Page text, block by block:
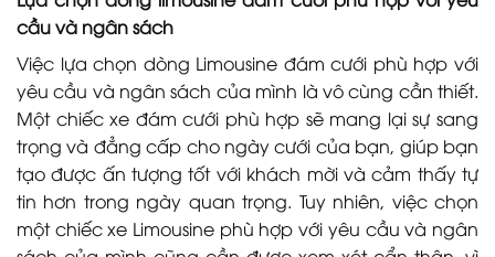
cầu và ngân sách
Việc lựa chọn dòng Limousine đám cưới phù hợp với
yêu cầu và ngân sách của mình là vô cùng cần thiết.
Một chiếc xe đám cưới phù hợp sẽ mang lại sự sang
trọng và đẳng cấp cho ngày cưới của bạn, giúp bạn
tạo được ấn tượng tốt với khách mời và cảm thấy tự
tin hơn trong ngày quan trọng. Tuy nhiên, việc chọn
một chiếc xe Limousine phù hợp với yêu cầu và ngân